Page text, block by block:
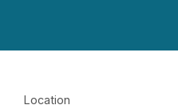
Location